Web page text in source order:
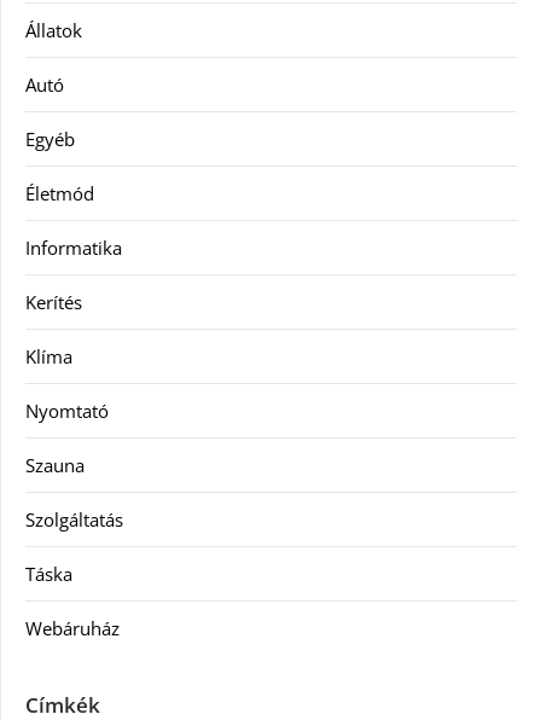
Állatok
Autó
Egyéb
Életmód
Informatika
Kerítés
Klíma
Nyomtató
Szauna
Szolgáltatás
Táska
Webáruház
Címkék